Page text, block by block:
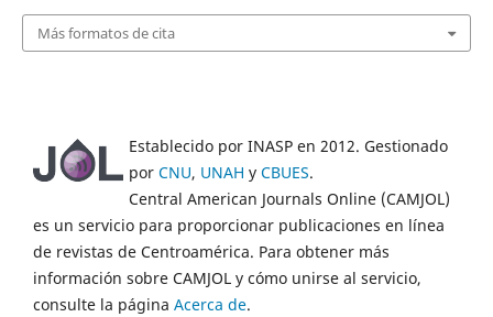
Más formatos de cita
Establecido por INASP en 2012. Gestionado
por CNU, UNAH y CBUES.
Central American Journals Online (CAMJOL)
es un servicio para proporcionar publicaciones en línea
de revistas de Centroamérica. Para obtener más
información sobre CAMJOL y cómo unirse al servicio,
consulte la página Acerca de.